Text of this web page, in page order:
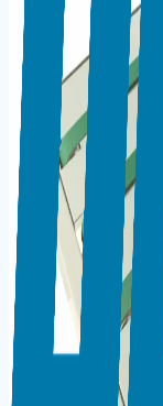
Öne Çıkan
Geri Sarma
geri alma
Garanti: 2
Teknik
Barkod / EAN
Ürün Tipi
Model
Garanti
← Kategoriye Dön
Aynı